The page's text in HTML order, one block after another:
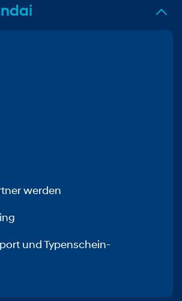
werden
und Typenschein-